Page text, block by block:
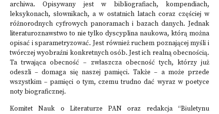
archiwa. Opisywany jest w bibliografiach, kompendiach,
leksykonach, słownikach, a w ostatnich latach coraz częściej w
różnorodnych cyfrowych panoramach i bazach danych. Jednak
literaturoznawstwo to nie tylko dyscyplina naukowa, którą można
opisać i sparametryzować. Jest również ruchem poznającej myśli i
twórczej wyobraźni konkretnych osób. Jest ich realną obecnością.
Ta trwająca obecność – zwłaszcza obecność tych, którzy już
odeszli – domaga się naszej pamięci. Także – a może przede
wszystkim – pamięci o tym, czemu trudno dać wyraz w poetyce
noty biograficznej.
Komitet Nauk o Literaturze PAN oraz redakcja “Biuletynu